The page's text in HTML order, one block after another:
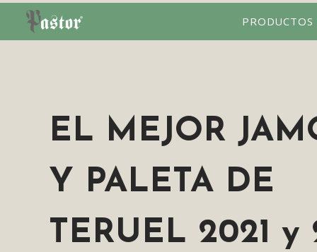
PRODUCTOS
EL MEJOR
Y PALETA DE
TERUEL 2021 y